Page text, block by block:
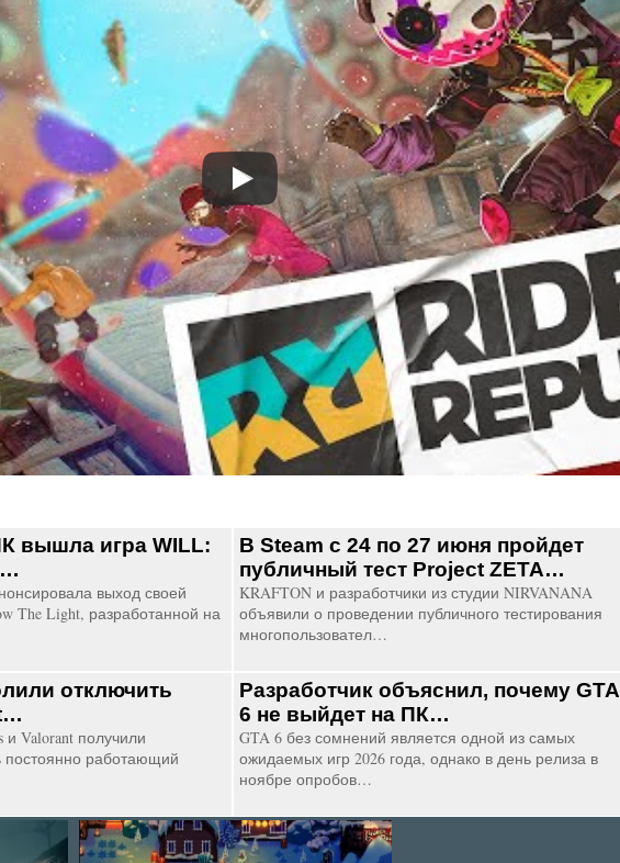
вышла игра WILL:
выход своей
The Light, разработанной на
В Steam с 24 по 27 июня пройдет
публичный тест Project ZETA…
KRAFTON и разработчики из студии NIRVANANA
объявили о проведении публичного тестирования
многопользовател…
отключить
и Valorant получили
постоянно работающий
Разработчик объяснил, почему GTA
6 не выйдет на ПК…
GTA 6 без сомнений является одной из самых
ожидаемых игр 2026 года, однако в день релиза в
ноябре опробов…